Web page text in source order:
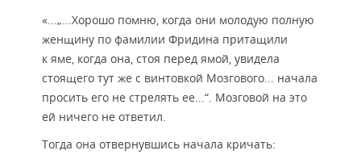
«...„...Хорошо помню, когда они молодую полную
женщину по фамилии Фридина притащили
к яме, когда она, стоя перед ямой, увидела
стоящего тут же с винтовкой Мозгового... начала
просить его не стрелять ее...“. Мозговой на это
ей ничего не ответил.
Тогда она отвернувшись начала кричать: